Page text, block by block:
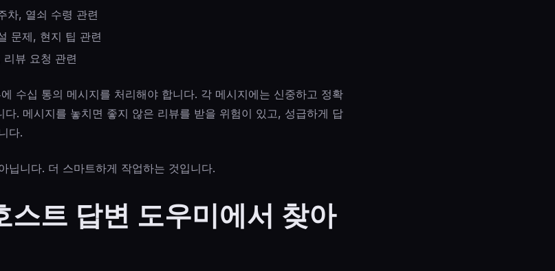
차, 열쇠 수령 관련
문제, 현지 팁 관련
뷰 요청 관련
수십 통의 메시지를 처리해야 합니다. 각 메시지에는 신중하고 정확
. 메시지를 놓치면 좋지 않은 리뷰를 받을 위험이 있고, 성급하게 답
다.
닙니다. 더 스마트하게 작업하는 것입니다.
스트 답변 도우미에서 찾아